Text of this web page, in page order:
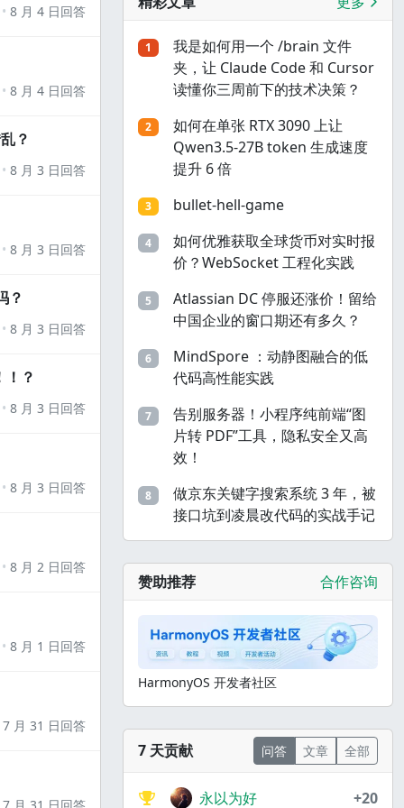
8 月 4 日回答
8 月 4 日回答
？
8 月 3 日回答
8 月 3 日回答
？
8 月 3 日回答
？
8 月 3 日回答
8 月 3 日回答
8 月 2 日回答
8 月 1 日回答
7 月 31 日回答
7 月 31 日回答
1
我是如何用一个 /brain 文件
夹，让 Claude Code 和 Cursor
读懂你三周前下的技术决策？
2
如何在单张 RTX 3090 上让
Qwen3.5-27B token 生成速度
提升 6 倍
3 bullet-hell-game
4
如何优雅获取全球货币对实时报
价？WebSocket 工程化实践
5
Atlassian DC 停服还涨价！留给
中国企业的窗口期还有多久？
6
MindSpore ：动静图融合的低
代码高性能实践
7
告别服务器！小程序纯前端“图
片转 PDF”工具，隐私安全又高
效！
8
做京东关键字搜索系统 3 年，被
接口坑到凌晨改代码的实战手记
赞助推荐 合作咨询
HarmonyOS 开发者社区
7 天贡献 问答 文章 全部
永以为好 +20